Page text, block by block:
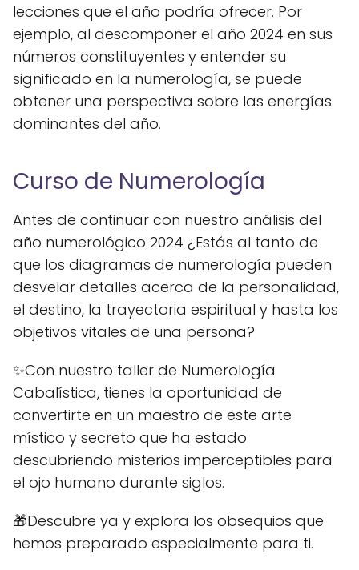
lecciones que el año podría ofrecer. Por
ejemplo, al descomponer el año 2024 en sus
números constituyentes y entender su
significado en la numerología, se puede
obtener una perspectiva sobre las energías
dominantes del año.
Curso de Numerología
Antes de continuar con nuestro análisis del
año numerológico 2024 ¿Estás al tanto de
que los diagramas de numerología pueden
desvelar detalles acerca de la personalidad,
el destino, la trayectoria espiritual y hasta los
objetivos vitales de una persona?
✨Con nuestro taller de Numerología
Cabalística, tienes la oportunidad de
convertirte en un maestro de este arte
místico y secreto que ha estado
descubriendo misterios imperceptibles para
el ojo humano durante siglos.
🎁Descubre ya y explora los obsequios que
hemos preparado especialmente para ti.